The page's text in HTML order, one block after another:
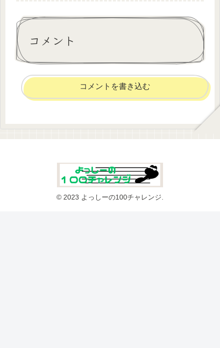
したら追いかけてくる処理を
動くように、ブラックボード
に書き込みます。
きで武器を拾い、装備する処
コメント
コメントを書き込む
© 2023 よっしーの100チャレンジ.